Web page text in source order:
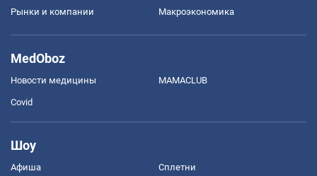
Рынки и компании Mакроэкономика
MedOboz
Новости медицины MAMACLUB
Covid
Шоу
Афиша Сплетни